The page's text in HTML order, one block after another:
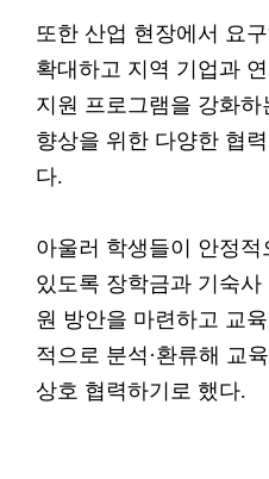
또한 산업 현장에서 요
확대하고 지역 기업과
지원 프로그램을 강화
향상을 위한 다양한 협
다.
아울러 학생들이 안정
있도록 장학금과 기숙사
원 방안을 마련하고 교
적으로 분석·환류해 교
상호 협력하기로 했다.